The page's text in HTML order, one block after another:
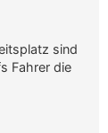
sind
Fahrer die